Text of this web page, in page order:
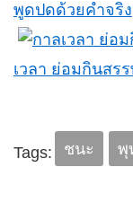
พูดปดด้วยคำจริง
เวลา ย่อมกินสร
Tags: ชนะ พุ